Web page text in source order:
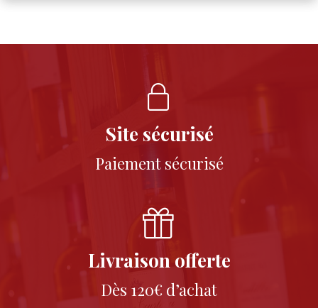
Site sécurisé
Paiement sécurisé
Livraison offerte
Dès 120€ d’achat